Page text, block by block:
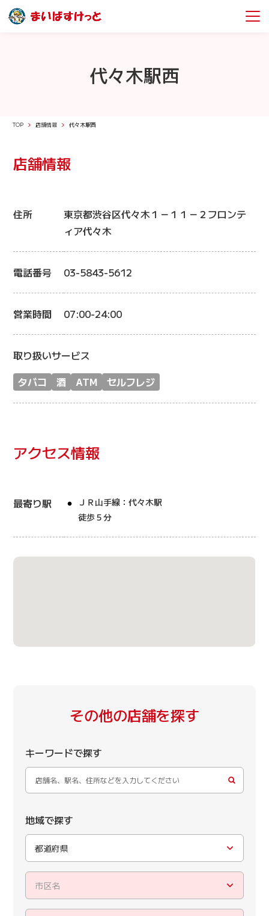
代々木駅西
TOP 店舗情報 代々木駅西
店舗情報
住所
東京都渋谷区代々木１－１１－２フロンテ
ィア代々木
電話番号 03-5843-5612
営業時間 07:00-24:00
取り扱いサービス
タバコ
酒 ATM セルフレジ
アクセス情報
最寄り駅
ＪＲ山手線：代々木駅
徒歩５分
その他の店舗を探す
キーワードで探す
地域で探す
都道府県
市区名